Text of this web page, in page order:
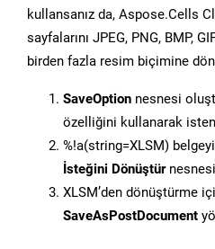
kullansanız da, Aspose.Cells
sayfalarını JPEG, PNG, BMP,
birden fazla resim biçimine
SaveOption nesnesi
özelliğini kullanarak
%!a(string=XLSM)
İsteğini Dönüştür
XLSM’den dönüştürme
SaveAsPostDocument